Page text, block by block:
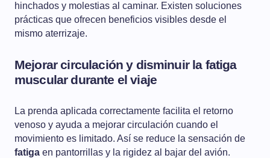
hinchados y molestias al caminar. Existen soluciones
prácticas que ofrecen beneficios visibles desde el
mismo aterrizaje.
Mejorar circulación y disminuir la fatiga
muscular durante el viaje
La prenda aplicada correctamente facilita el retorno
venoso y ayuda a mejorar circulación cuando el
movimiento es limitado. Así se reduce la sensación de
fatiga en pantorrillas y la rigidez al bajar del avión.